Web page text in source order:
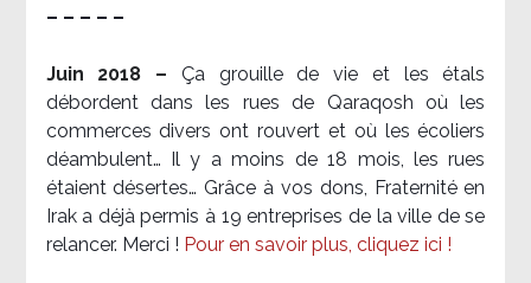
– – – – –
Juin 2018 – Ça grouille de vie et les étals
débordent dans les rues de Qaraqosh où les
commerces divers ont rouvert et où les écoliers
déambulent… Il y a moins de 18 mois, les rues
étaient désertes… Grâce à vos dons, Fraternité en
Irak a déjà permis à 19 entreprises de la ville de se
relancer. Merci ! Pour en savoir plus, cliquez ici !